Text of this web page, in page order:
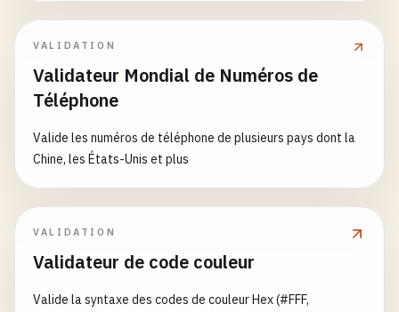
# --- Mexico ---
06000
11500
01000
# --- Argentina ---
1000
2000
VALIDATION
Validateur Mondial de Numéros de
Téléphone
Valide les numéros de téléphone de plusieurs pays dont la
Chine, les États-Unis et plus
VALIDATION
Validateur de code couleur
Valide la syntaxe des codes de couleur Hex (#FFF,